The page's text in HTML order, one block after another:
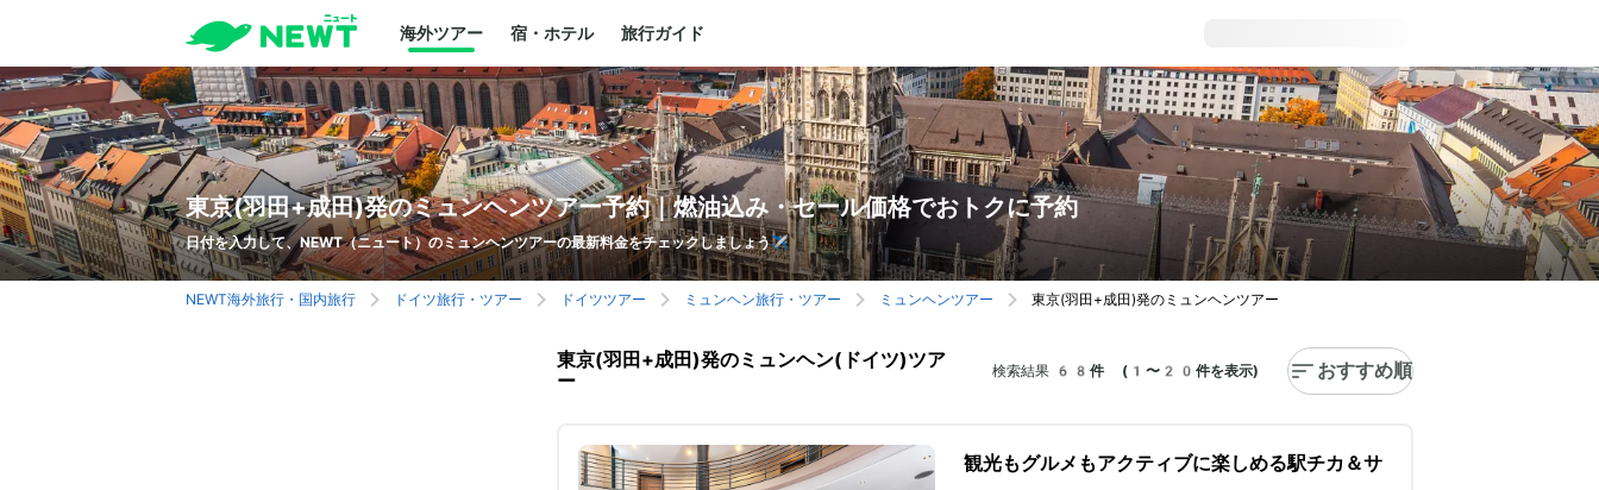
海外ツアー 宿・ホテル 旅行ガイド
東京(羽田+成田)発のミュンヘンツアー予約｜燃油込み・セール価格でおトクに予約
日付を入力して、NEWT（ニュート）のミュンヘンツアーの最新料金をチェックしましょう✈️
NEWT海外旅行・国内旅行 ドイツ旅行・ツアー ドイツツアー ミュンヘン旅行・ツアー ミュンヘンツアー 東京(羽田+成田)発のミュンヘンツアー
東京(羽田+成田)発のミュンヘン(ドイツ)ツア
ー
検索結果 68件 (1〜20件を表示) おすすめ順
観光もグルメもアクティブに楽しめる駅チカ＆サ